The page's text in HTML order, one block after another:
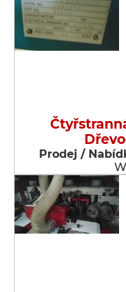
Prodej /